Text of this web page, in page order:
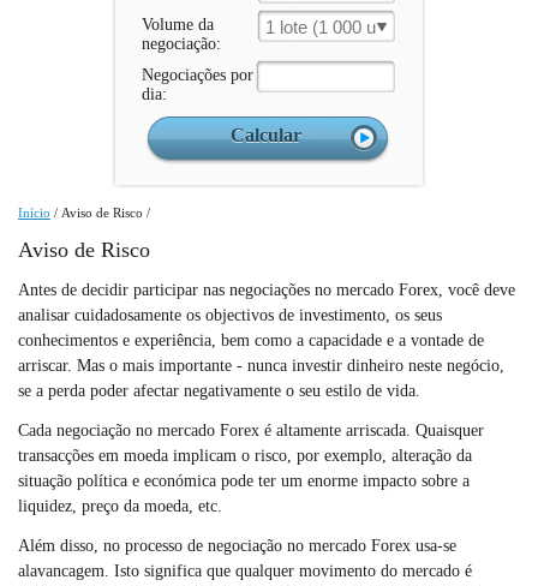
Volume da
negociação:
1 lote (1 000 un.)
Negociações por
dia:
Início / Aviso de Risco /
Aviso de Risco
Antes de decidir participar nas negociações no mercado Forex, você deve
analisar cuidadosamente os objectivos de investimento, os seus
conhecimentos e experiência, bem como a capacidade e a vontade de
arriscar. Mas o mais importante - nunca investir dinheiro neste negócio,
se a perda poder afectar negativamente o seu estilo de vida.
Cada negociação no mercado Forex é altamente arriscada. Quaisquer
transacções em moeda implicam o risco, por exemplo, alteração da
situação política e económica pode ter um enorme impacto sobre a
liquidez, preço da moeda, etc.
Além disso, no processo de negociação no mercado Forex usa-se
alavancagem. Isto significa que qualquer movimento do mercado é